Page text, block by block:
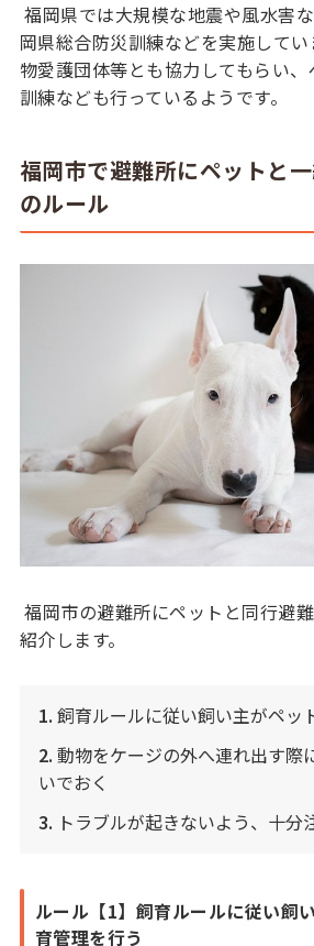
福岡県では大規模な地震や風水害
岡県総合防災訓練などを実施して
物愛護団体等とも協力してもらい
訓練なども行っているようです。
福岡市で避難所にペットと
のルール
福岡市の避難所にペットと同行避
紹介します。
1. 飼育ルールに従い飼い主がペッ
2. 動物をケージの外へ連れ出す際
いでおく
3. トラブルが起きないよう、十分
ルール【1】飼育ルールに従い飼
育管理を行う